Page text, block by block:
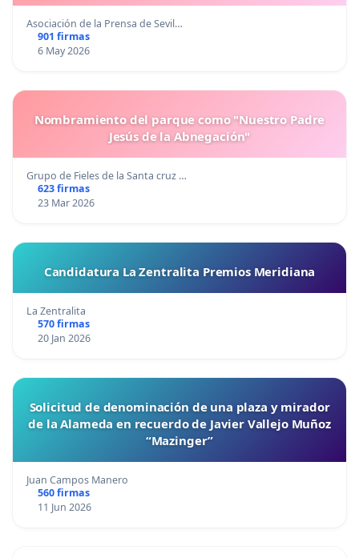
Asociación de la Prensa de Sevil…
901 firmas
6 May 2026
Nombramiento del parque como "Nuestro Padre
Jesús de la Abnegación"
Grupo de Fieles de la Santa cruz …
623 firmas
23 Mar 2026
Candidatura La Zentralita Premios Meridiana
La Zentralita
570 firmas
20 Jan 2026
Solicitud de denominación de una plaza y mirador
de la Alameda en recuerdo de Javier Vallejo Muñoz
“Mazinger”
Juan Campos Manero
560 firmas
11 Jun 2026